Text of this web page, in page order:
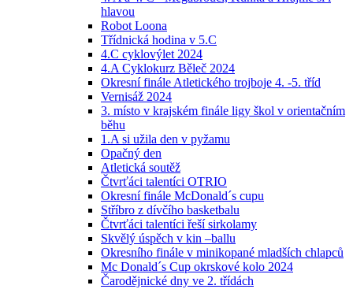
hlavou
Robot Loona
Třídnická hodina v 5.C
4.C cyklovýlet 2024
4.A Cyklokurz Běleč 2024
Okresní finále Atletického trojboje 4. -5. tříd
Vernisáž 2024
3. místo v krajském finále ligy škol v orientačním
běhu
1.A si užila den v pyžamu
Opačný den
Atletická soutěž
Čtvrťáci talentíci OTRIO
Okresní finále McDonald´s cupu
Stříbro z dívčího basketbalu
Čtvrťáci talentíci řeší sirkolamy
Skvělý úspěch v kin –ballu
Okresního finále v minikopané mladších chlapců
Mc Donald´s Cup okrskové kolo 2024
Čarodějnické dny ve 2. třídách